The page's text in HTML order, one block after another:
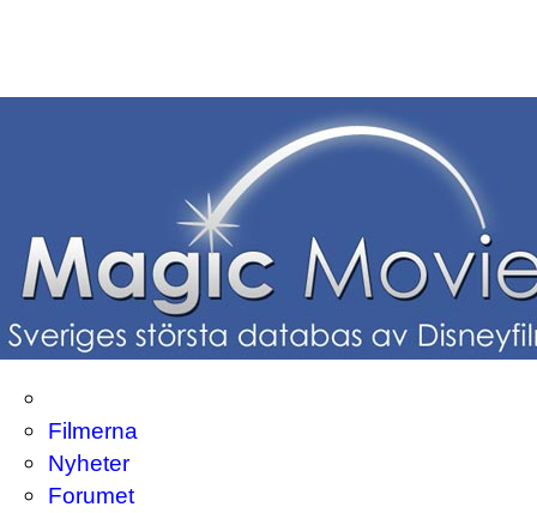
Filmerna
Nyheter
Forumet